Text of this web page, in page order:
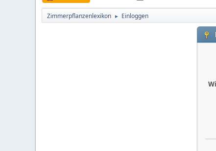
Zimmerpflanzenlexikon ► Einloggen